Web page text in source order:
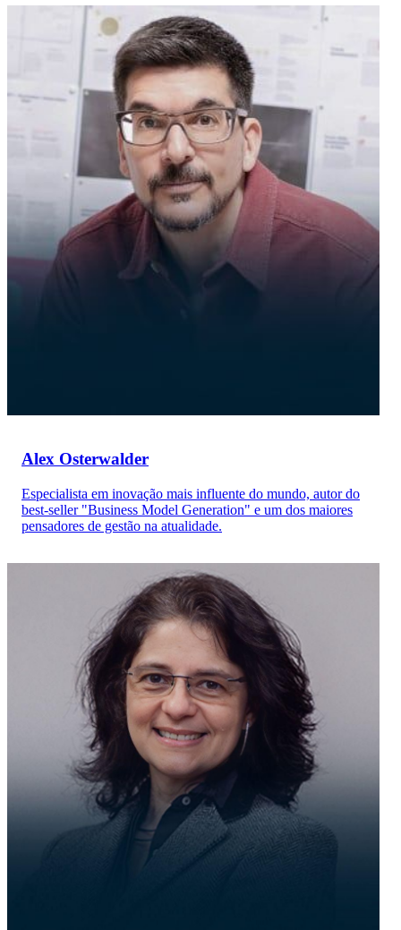
Alex Osterwalder
Especialista em inovação mais influente do mundo, autor do
best-seller "Business Model Generation" e um dos maiores
pensadores de gestão na atualidade.